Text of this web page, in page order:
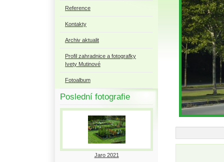
Reference
Kontakty
Archiv aktualit
Profil zahradnice a fotografky
Ivety Mutinové
Fotoalbum
Poslední fotografie
Jaro 2021